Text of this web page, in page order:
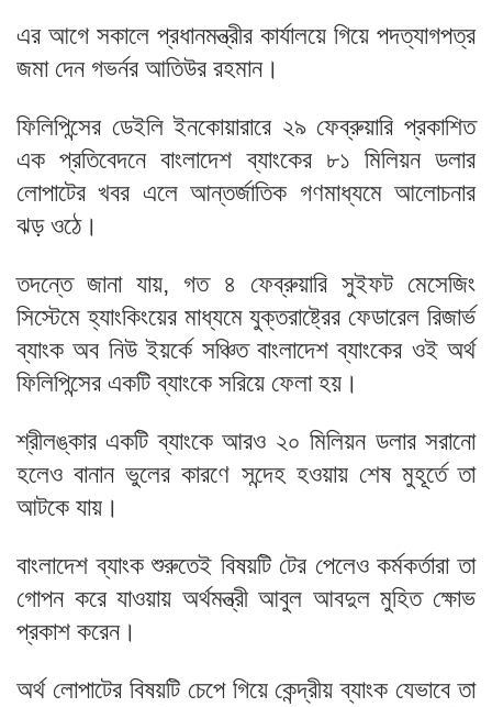
এর আগে সকালে প্রধানমন্ত্রীর কার্যালয়ে গিয়ে পদত্যাগপত্র
জমা দেন গভর্নর আতিউর রহমান।
ফিলিপিন্সের ডেইলি ইনকোয়ারারে ২৯ ফেব্রুয়ারি প্রকাশিত
এক প্রতিবেদনে বাংলাদেশ ব্যাংকের ৮১ মিলিয়ন ডলার
লোপাটের খবর এলে আন্তর্জাতিক গণমাধ্যমে আলোচনার
ঝড় ওঠে।
তদন্তে জানা যায়, গত ৪ ফেব্রুয়ারি সুইফট মেসেজিং
সিস্টেমে হ্যাংকিংয়ের মাধ্যমে যুক্তরাষ্ট্রের ফেডারেল রিজার্ভ
ব্যাংক অব নিউ ইয়র্কে সঞ্চিত বাংলাদেশ ব্যাংকের ওই অর্থ
ফিলিপিন্সের একটি ব্যাংকে সরিয়ে ফেলা হয়।
শ্রীলঙ্কার একটি ব্যাংকে আরও ২০ মিলিয়ন ডলার সরানো
হলেও বানান ভুলের কারণে সন্দেহ হওয়ায় শেষ মুহূর্তে তা
আটকে যায়।
বাংলাদেশ ব্যাংক শুরুতেই বিষয়টি টের পেলেও কর্মকর্তারা তা
গোপন করে যাওয়ায় অর্থমন্ত্রী আবুল আবদুল মুহিত ক্ষোভ
প্রকাশ করেন।
অর্থ লোপাটের বিষয়টি চেপে গিয়ে কেন্দ্রীয় ব্যাংক যেভাবে তা